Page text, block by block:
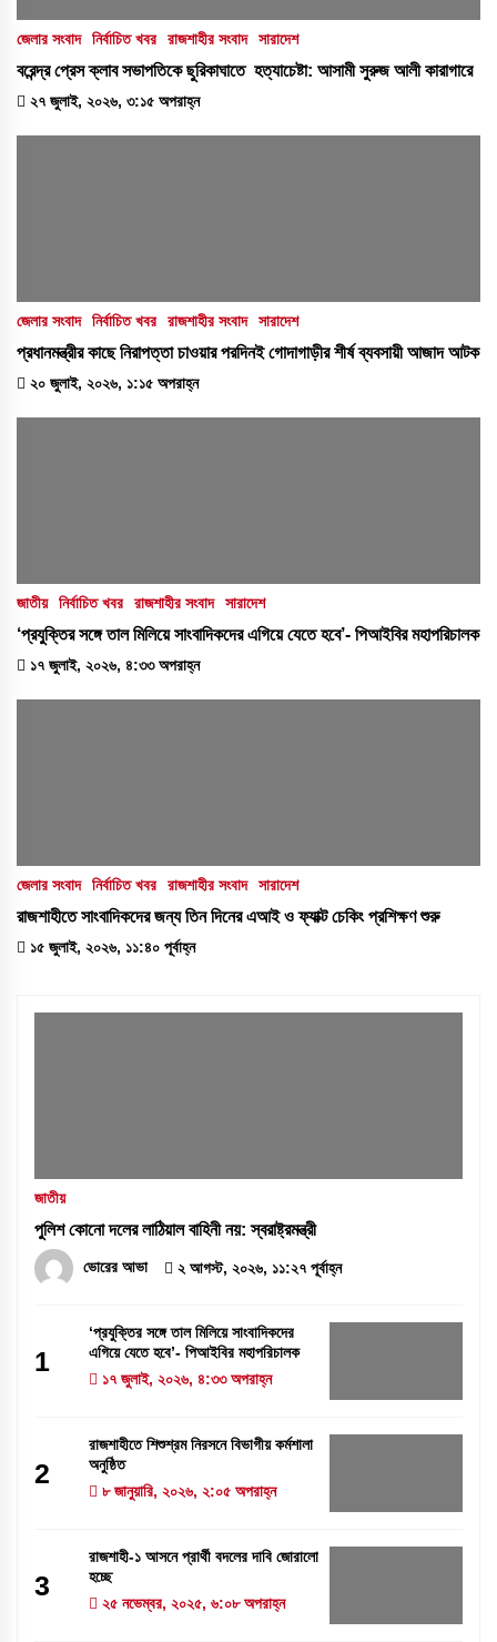
জেলার সংবাদ নির্বাচিত খবর রাজশাহীর সংবাদ সারাদেশ
বরেন্দ্র প্রেস ক্লাব সভাপতিকে ছুরিকাঘাতে হত্যাচেষ্টা: আসামী সুরুজ আলী কারাগারে
২৭ জুলাই, ২০২৬, ৩:১৫ অপরাহ্ন
জেলার সংবাদ নির্বাচিত খবর রাজশাহীর সংবাদ সারাদেশ
প্রধানমন্ত্রীর কাছে নিরাপত্তা চাওয়ার পরদিনই গোদাগাড়ীর শীর্ষ ব্যবসায়ী আজাদ আটক
২০ জুলাই, ২০২৬, ১:১৫ অপরাহ্ন
জাতীয় নির্বাচিত খবর রাজশাহীর সংবাদ সারাদেশ
‘প্রযুক্তির সঙ্গে তাল মিলিয়ে সাংবাদিকদের এগিয়ে যেতে হবে’- পিআইবির মহাপরিচালক
১৭ জুলাই, ২০২৬, ৪:৩৩ অপরাহ্ন
জেলার সংবাদ নির্বাচিত খবর রাজশাহীর সংবাদ সারাদেশ
রাজশাহীতে সাংবাদিকদের জন্য তিন দিনের এআই ও ফ্যাক্ট চেকিং প্রশিক্ষণ শুরু
১৫ জুলাই, ২০২৬, ১১:৪০ পূর্বাহ্ন
জাতীয়
পুলিশ কোনো দলের লাঠিয়াল বাহিনী নয়: স্বরাষ্ট্রমন্ত্রী
ভোরের আভা ২ আগস্ট, ২০২৬, ১১:২৭ পূর্বাহ্ন
1
‘প্রযুক্তির সঙ্গে তাল মিলিয়ে সাংবাদিকদের
এগিয়ে যেতে হবে’- পিআইবির মহাপরিচালক
১৭ জুলাই, ২০২৬, ৪:৩৩ অপরাহ্ন
2
রাজশাহীতে শিশুশ্রম নিরসনে বিভাগীয় কর্মশালা
অনুষ্ঠিত
৮ জানুয়ারি, ২০২৬, ২:০৫ অপরাহ্ন
3
রাজশাহী-১ আসনে প্রার্থী বদলের দাবি জোরালো
হচ্ছে
২৫ নভেম্বর, ২০২৫, ৬:০৮ অপরাহ্ন